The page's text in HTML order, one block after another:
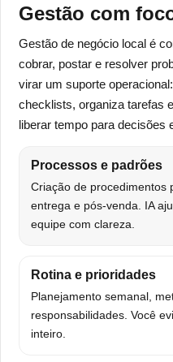
Gestão com
Gestão de negócio local é
cobrar, postar e resolver
virar um suporte
checklists, organiza tarefas
liberar tempo para decisões
Processos e padrões
Criação de procedimentos
entrega e pós-venda. IA
equipe com clareza.
Rotina e prioridades
Planejamento semanal,
responsabilidades. Você
inteiro.